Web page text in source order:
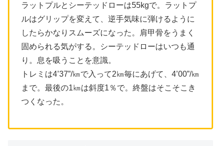
ラットプルとシーテッドローは55kgで。ラットプ
ルはグリップを変えて、逆手気味に弾けるように
したらかなりスムーズになった。肩甲骨をうまく
固められる気がする。シーテッドローはいつも通
り。息を吸うことを意識。
トレミは4’37”/㎞で入って2㎞毎にあげて、4’00”/㎞
まで。最後の1㎞は斜度1％で。終盤はそこそこき
つくなった。